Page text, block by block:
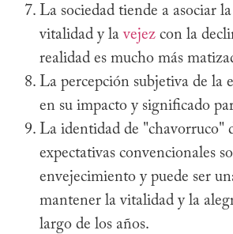
La sociedad tiende a asociar
vitalidad y lavejez con la
realidad es mucho más
La percepción subjetiva de la
en su impacto y significado
La identidad de "chavorruco"
expectativas convencionales
envejecimiento y puede ser
mantener la vitalidad y la
largo de los años.